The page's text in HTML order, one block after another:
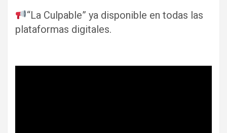
“La Culpable” ya disponible en todas las
plataformas digitales.